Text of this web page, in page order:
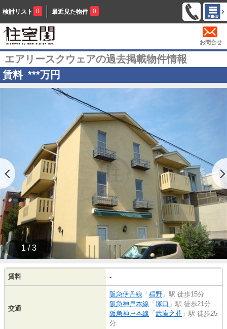
検討リスト 0 最近見た物件 0
お問合せ
エアリースクウェアの過去掲載物件情報
賃料 ***万円
1 / 3
賃料 -
交通
阪急伊丹線 「 稲野 」駅 徒歩15分
阪急神戸本線 「 塚口 」駅 徒歩21分
阪急神戸本線 「 武庫之荘 」駅 徒歩25
分